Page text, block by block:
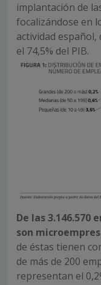
implantación de
focalizándose en
actividad
el 74,5% del PIB.
De las 3.146.570
son
de éstas tienen
de más de 200
representan el